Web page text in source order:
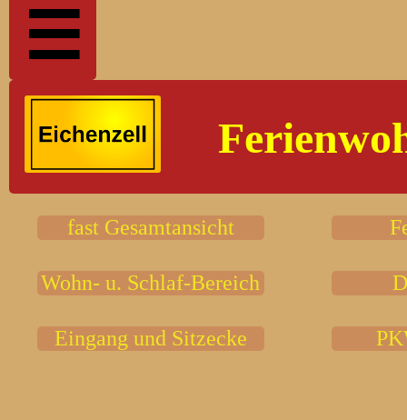
☰
fast Gesamtansicht
Wohn- u. Schlaf-Bereich
Eingang und Sitzecke